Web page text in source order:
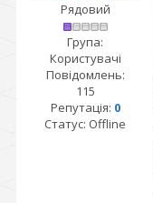
Рядовий
Група:
Користувачі
Повідомлень:
115
Репутація: 0
Статус: Offline